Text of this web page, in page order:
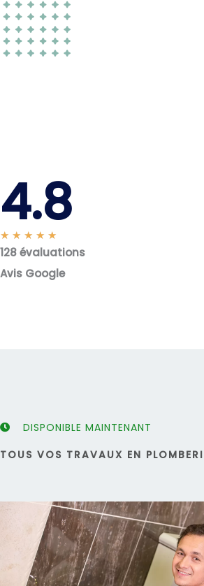
4.8
★ ★ ★ ★ ★
o
t
128 évaluations
Avis Google
DISPONIBLE MAINTENANT
TOUS VOS TRAVAUX EN